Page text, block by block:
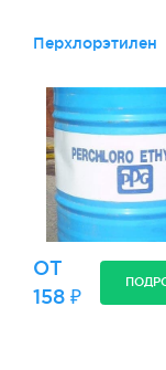
Перхлорэтилен
ОТ
158 ₽